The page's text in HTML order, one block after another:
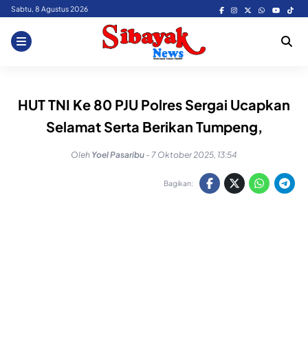
Skip
content
Sabtu, 8 Agustus 2026
HUT TNI Ke 80 PJU Polres Sergai Ucapkan
Selamat Serta Berikan Tumpeng,
Oleh Yoel Pasaribu - 7 Oktober 2025, 13:54
Bagikan: